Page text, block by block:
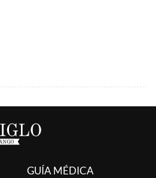
GUÍA MÉDICA